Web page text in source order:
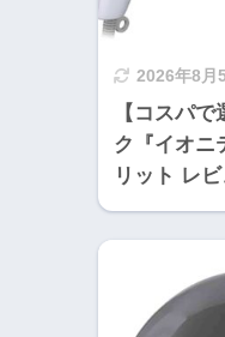
2026年8月
【コスパ
ク『イオニ
リット レ